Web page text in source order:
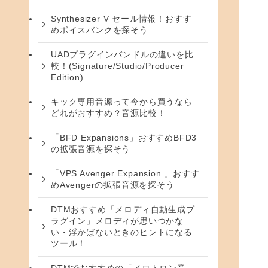
Synthesizer V セール情報！おすす
めボイスバンクを探そう
UADプラグインバンドルの違いを比
較！(Signature/Studio/Producer
Edition)
キック専用音源って今から買うなら
どれがおすすめ？音源比較！
「BFD Expansions」おすすめBFD3
の拡張音源を探そう
「VPS Avenger Expansion 」おすす
めAvengerの拡張音源を探そう
DTMおすすめ「メロディ自動生成プ
ラグイン」メロディが思いつかな
い・浮かばないときのヒントになる
ツール！